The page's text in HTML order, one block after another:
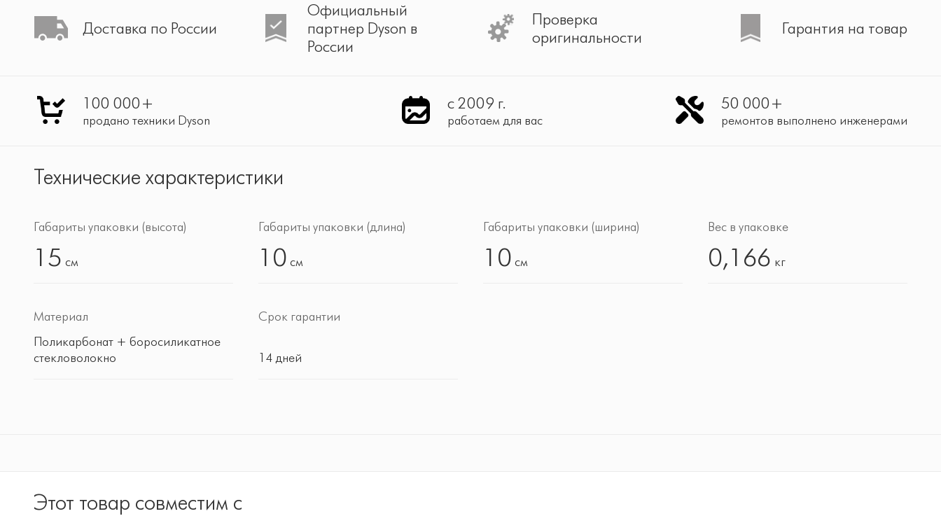
Доставка по России
Официальный
партнер Dyson в
России
Проверка
оригинальности
Гарантия на товар
100 000+
продано техники Dyson
с 2009 г.
работаем для вас
50 000+
ремонтов выполнено инженерами
Технические характеристики
Габариты упаковки (высота)
15 см
Габариты упаковки (длина)
10 см
Габариты упаковки (ширина)
10 см
Вес в упаковке
0,166 кг
Материал
Поликарбонат + боросиликатное
стекловолокно
Срок гарантии
14 дней
Этот товар совместим с